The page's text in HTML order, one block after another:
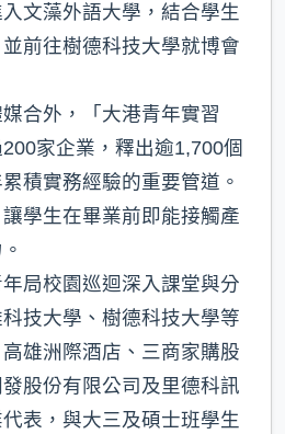
文藻外語大學，結合學生
前往樹德科技大學就博會
合外，「大港青年實習
家企業，釋出逾1,700個
積實務經驗的重要管道。
學生在畢業前即能接觸產
局校園巡迴深入課堂與分
技大學、樹德科技大學等
雄洲際酒店、三商家購股
股份有限公司及里德科訊
表，與大三及碩士班學生